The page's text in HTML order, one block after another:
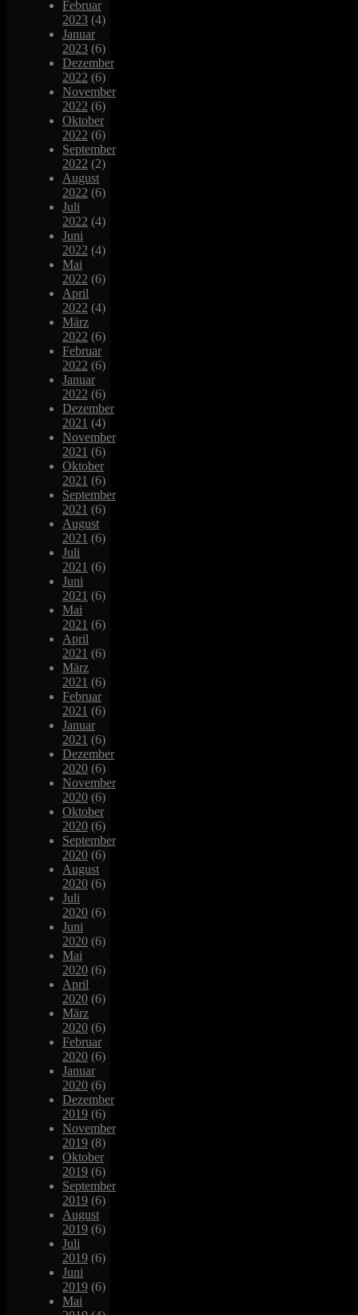
Februar
2023 (4)
Januar
2023 (6)
Dezember
2022 (6)
November
2022 (6)
Oktober
2022 (6)
September
2022 (2)
August
2022 (6)
Juli
2022 (4)
Juni
2022 (4)
Mai
2022 (6)
April
2022 (4)
März
2022 (6)
Februar
2022 (6)
Januar
2022 (6)
Dezember
2021 (4)
November
2021 (6)
Oktober
2021 (6)
September
2021 (6)
August
2021 (6)
Juli
2021 (6)
Juni
2021 (6)
Mai
2021 (6)
April
2021 (6)
März
2021 (6)
Februar
2021 (6)
Januar
2021 (6)
Dezember
2020 (6)
November
2020 (6)
Oktober
2020 (6)
September
2020 (6)
August
2020 (6)
Juli
2020 (6)
Juni
2020 (6)
Mai
2020 (6)
April
2020 (6)
März
2020 (6)
Februar
2020 (6)
Januar
2020 (6)
Dezember
2019 (6)
November
2019 (8)
Oktober
2019 (6)
September
2019 (6)
August
2019 (6)
Juli
2019 (6)
Juni
2019 (6)
Mai